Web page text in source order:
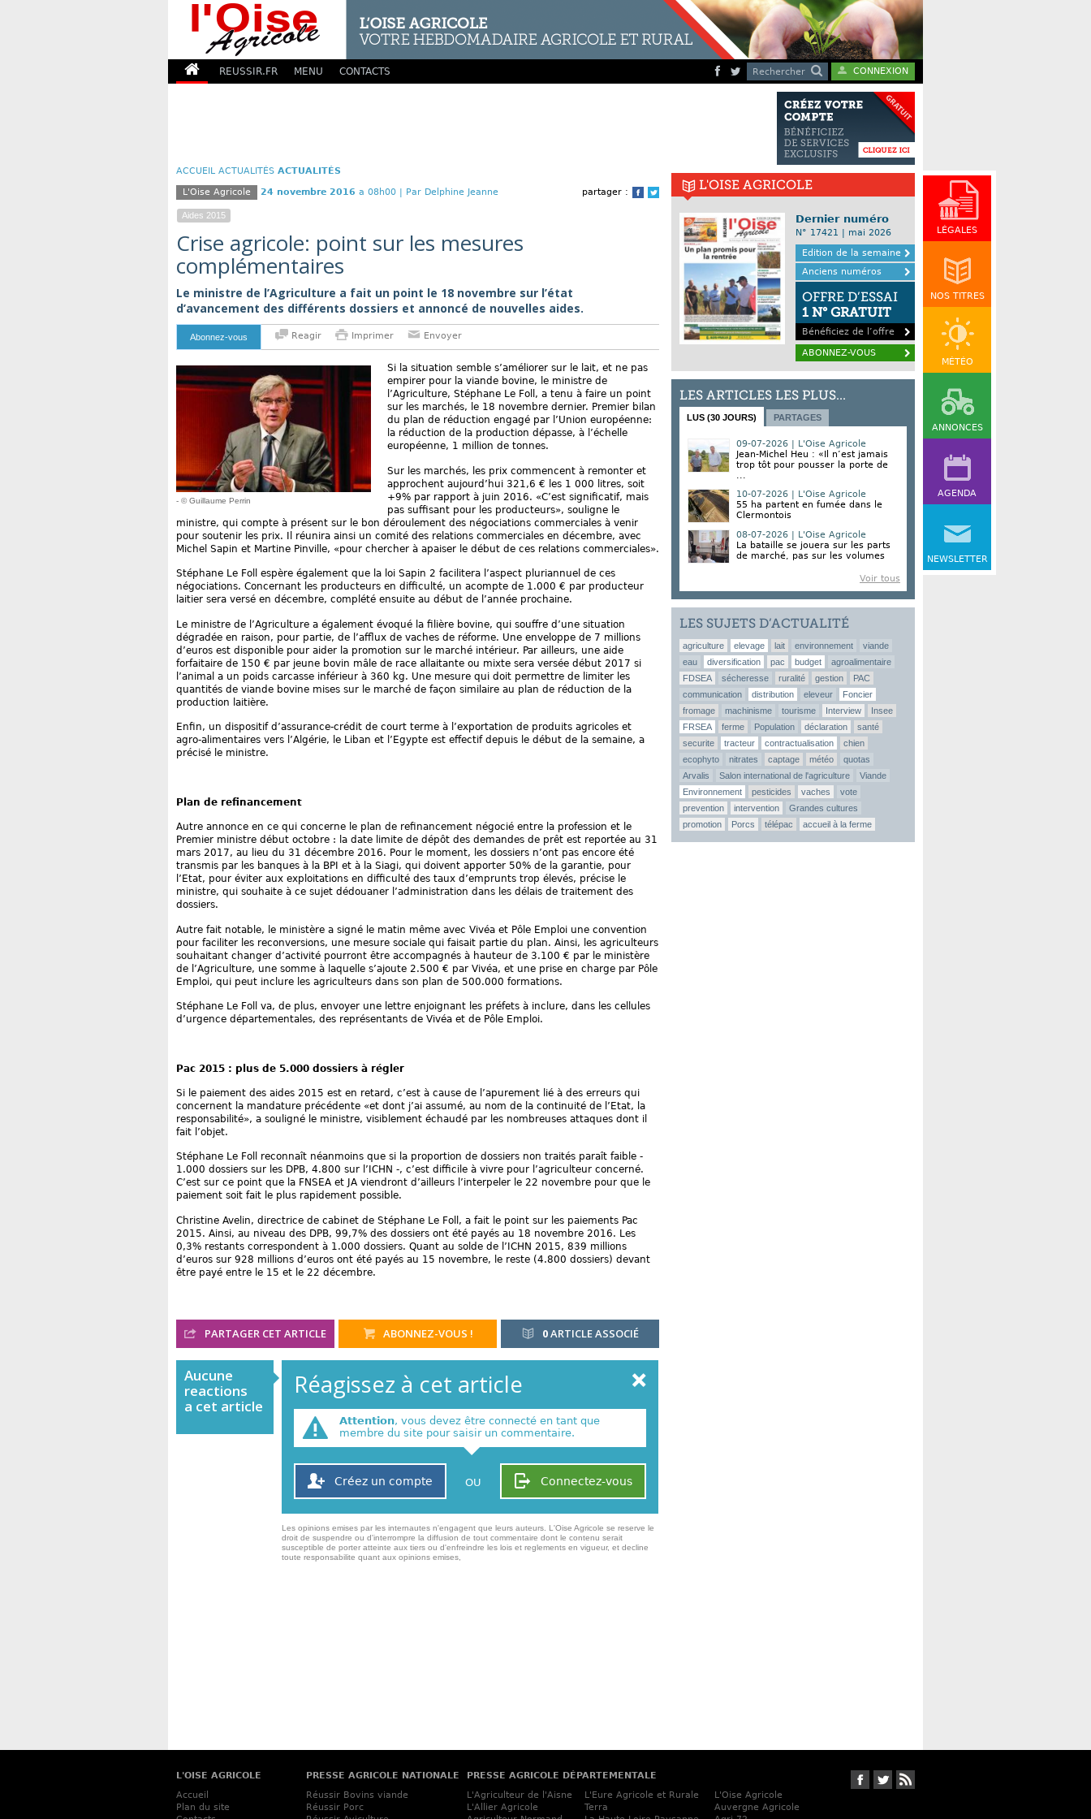
REUSSIR.FR MENU CONTACTS Rechercher CONNEXION
LÉGALES
NOS TITRES
MÉTÉO
ANNONCES
AGENDA
NEWSLETTER
ACCUEIL ACTUALITÉS ACTUALITÉS
partager :
Facebook
Twitter
L'Oise Agricole 24 novembre 2016 a 08h00 | Par Delphine Jeanne
Aides 2015
Crise agricole: point sur les mesures
complémentaires
Le ministre de l’Agriculture a fait un point le 18 novembre sur l’état
d’avancement des différents dossiers et annoncé de nouvelles aides.
Abonnez-vous Reagir Imprimer Envoyer
- © Guillaume Perrin
Si la situation semble s’améliorer sur le lait, et ne pas
empirer pour la viande bovine, le ministre de
l’Agriculture, Stéphane Le Foll, a tenu à faire un point
sur les marchés, le 18 novembre dernier. Premier bilan
du plan de réduction engagé par l’Union européenne:
la réduction de la production dépasse, à l’échelle
européenne, 1 million de tonnes.
Sur les marchés, les prix commencent à remonter et
approchent aujourd’hui 321,6 € les 1 000 litres, soit
+9% par rapport à juin 2016. «C’est significatif, mais
pas suffisant pour les producteurs», souligne le
ministre, qui compte à présent sur le bon déroulement des négociations commerciales à venir
pour soutenir les prix. Il réunira ainsi un comité des relations commerciales en décembre, avec
Michel Sapin et Martine Pinville, «pour chercher à apaiser le début de ces relations commerciales».
Stéphane Le Foll espère également que la loi Sapin 2 facilitera l’aspect pluriannuel de ces
négociations. Concernant les producteurs en difficulté, un acompte de 1.000 € par producteur
laitier sera versé en décembre, complété ensuite au début de l’année prochaine.
Le ministre de l’Agriculture a également évoqué la filière bovine, qui souffre d’une situation
dégradée en raison, pour partie, de l’afflux de vaches de réforme. Une enveloppe de 7 millions
d’euros est disponible pour aider la promotion sur le marché intérieur. Par ailleurs, une aide
forfaitaire de 150 € par jeune bovin mâle de race allaitante ou mixte sera versée début 2017 si
l’animal a un poids carcasse inférieur à 360 kg. Une mesure qui doit permettre de limiter les
quantités de viande bovine mises sur le marché de façon similaire au plan de réduction de la
production laitière.
Enfin, un dispositif d’assurance-crédit de court terme à l’exportation de produits agricoles et
agro-alimentaires vers l’Algérie, le Liban et l’Egypte est effectif depuis le début de la semaine, a
précisé le ministre.
Plan de refinancement
Autre annonce en ce qui concerne le plan de refinancement négocié entre la profession et le
Premier ministre début octobre : la date limite de dépôt des demandes de prêt est reportée au 31
mars 2017, au lieu du 31 décembre 2016. Pour le moment, les dossiers n’ont pas encore été
transmis par les banques à la BPI et à la Siagi, qui doivent apporter 50% de la garantie, pour
l’Etat, pour éviter aux exploitations en difficulté des taux d’emprunts trop élevés, précise le
ministre, qui souhaite à ce sujet dédouaner l’administration dans les délais de traitement des
dossiers.
Autre fait notable, le ministère a signé le matin même avec Vivéa et Pôle Emploi une convention
pour faciliter les reconversions, une mesure sociale qui faisait partie du plan. Ainsi, les agriculteurs
souhaitant changer d’activité pourront être accompagnés à hauteur de 3.100 € par le ministère
de l’Agriculture, une somme à laquelle s’ajoute 2.500 € par Vivéa, et une prise en charge par Pôle
Emploi, qui peut inclure les agriculteurs dans son plan de 500.000 formations.
Stéphane Le Foll va, de plus, envoyer une lettre enjoignant les préfets à inclure, dans les cellules
d’urgence départementales, des représentants de Vivéa et de Pôle Emploi.
Pac 2015 : plus de 5.000 dossiers à régler
Si le paiement des aides 2015 est en retard, c’est à cause de l’apurement lié à des erreurs qui
concernent la mandature précédente «et dont j’ai assumé, au nom de la continuité de l’Etat, la
responsabilité», a souligné le ministre, visiblement échaudé par les nombreuses attaques dont il
fait l’objet.
Stéphane Le Foll reconnaît néanmoins que si la proportion de dossiers non traités paraît faible -
1.000 dossiers sur les DPB, 4.800 sur l’ICHN -, c’est difficile à vivre pour l’agriculteur concerné.
C’est sur ce point que la FNSEA et JA viendront d’ailleurs l’interpeler le 22 novembre pour que le
paiement soit fait le plus rapidement possible.
Christine Avelin, directrice de cabinet de Stéphane Le Foll, a fait le point sur les paiements Pac
2015. Ainsi, au niveau des DPB, 99,7% des dossiers ont été payés au 18 novembre 2016. Les
0,3% restants correspondent à 1.000 dossiers. Quant au solde de l’ICHN 2015, 839 millions
d’euros sur 928 millions d’euros ont été payés au 15 novembre, le reste (4.800 dossiers) devant
être payé entre le 15 et le 22 décembre.
0ARTICLE ASSOCIÉ
PARTAGER CET ARTICLE ABONNEZ-VOUS !
Aucune
reactions
a cet article
Réagissez à cet article
Attention, vous devez être connecté en tant que
membre du site pour saisir un commentaire.
Connectez-vous
Créez un compte OU
Les opinions emises par les internautes n'engagent que leurs auteurs. L'Oise Agricole se reserve le
droit de suspendre ou d'interrompre la diffusion de tout commentaire dont le contenu serait
susceptible de porter atteinte aux tiers ou d'enfreindre les lois et reglements en vigueur, et decline
toute responsabilite quant aux opinions emises,
L'OISE AGRICOLE
Dernier numéro
N° 17421 | mai 2026
Edition de la semaine
Anciens numéros
OFFRE D’ESSAI
1 N° GRATUIT
Bénéficiez de l’offre
ABONNEZ-VOUS
LES ARTICLES LES PLUS...
LUS (30 JOURS) PARTAGES
09-07-2026 | L'Oise Agricole
Jean-Michel Heu : «Il n’est jamais
trop tôt pour pousser la porte de
...
10-07-2026 | L'Oise Agricole
55 ha partent en fumée dans le
Clermontois
08-07-2026 | L'Oise Agricole
La bataille se jouera sur les parts
de marché, pas sur les volumes
Voir tous
LES SUJETS D’ACTUALITÉ
agriculture elevage lait environnement
viande
eau
diversification pac budget
agroalimentaire
FDSEA
sécheresse ruralité gestion
PAC
communication
distribution eleveur
Foncier
fromage
machinisme tourisme Interview
Insee
FRSEA
ferme Population déclaration
santé
securite
tracteur contractualisation
chien
ecophyto
nitrates captage météo
quotas
Arvalis
Salon international de l'agriculture
Viande
Environnement
pesticides vaches
vote
prevention
intervention
Grandes cultures
promotion
Porcs télépac accueil à la ferme
Suivez-nous sur Facebook
Suivez-nous sur Twitter
L'OISE AGRICOLE
Accueil
Plan du site
PRESSE AGRICOLE NATIONALE
Réussir Bovins viande
Réussir Porc
PRESSE AGRICOLE DÉPARTEMENTALE
L'Agriculteur de l'Aisne
L'Allier Agricole
L'Eure Agricole et Rurale
Terra
L'Oise Agricole
Auvergne Agricole